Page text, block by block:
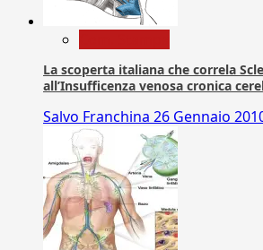
La scoperta italiana che correla
all’Insufficenza venosa cronica
Salvo Franchina 26 Gennaio